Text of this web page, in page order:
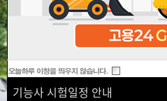
기능사 시험일정 안내